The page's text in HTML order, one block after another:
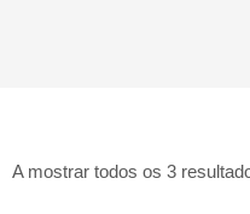
A mostrar todos os 3